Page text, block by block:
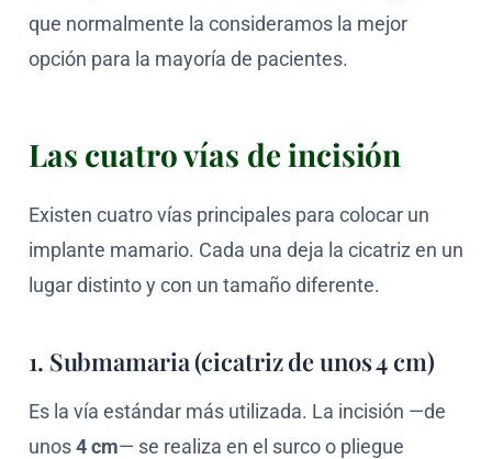
que normalmente la consideramos la mejor
opción para la mayoría de pacientes.
Las cuatro vías de incisión
Existen cuatro vías principales para colocar un
implante mamario. Cada una deja la cicatriz en un
lugar distinto y con un tamaño diferente.
1. Submamaria (cicatriz de unos 4 cm)
Es la vía estándar más utilizada. La incisión —de
unos4 cm— se realiza en el surco o pliegue